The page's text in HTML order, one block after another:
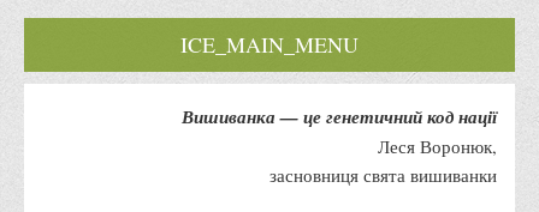
ICE_MAIN_MENU
Вишиванка — це генетичний код нації
Леся Воронюк,
засновниця свята вишиванки